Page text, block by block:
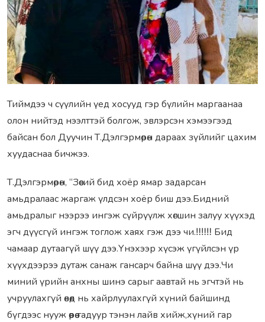
Тиймдээ ч сүүлийн үед хосууд гэр бүлийн маргаанаа
олон нийтэд нээлттэй болгож, эвлэрсэн хэмээгээд
байсан бол Дуучин Т.Дэлгэрмөрөн дараах зүйлийг цахим
хуудаснаа бичжээ.
Т.Дэлгэрмөрөн, “Зөөсий бид хоёр ямар задарсан
амьдралаас жаргаж үлдсэн хоёр биш дээ.Бидний
амьдралыг нээрээ ингэж сүйрүүлж хөгшин залуу хүүхэд
эгч дүүсгүй ингэж тоглож хаях гэж дээ чи.‼‼‼ Бид
чамаар дутаагүй шүү дээ.Үнэхээр хүсэж үгүйлсэн үр
хүүхдээрээ дутаж санаж гансарч байна шүү дээ.Чи
миний үрийн анхны шинэ сарыг аавтай нь эгчтэй нь
учруулахгүй өвөөд нь хайрлуулахгүй хүний байшинд
бүгдээс нууж өөрөө гадуур тэнэн лайв хийж,хүний гар